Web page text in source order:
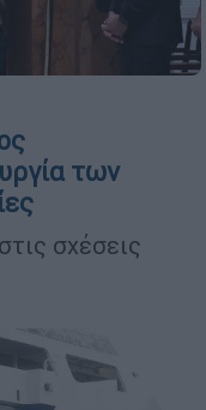
των
σχέσεις